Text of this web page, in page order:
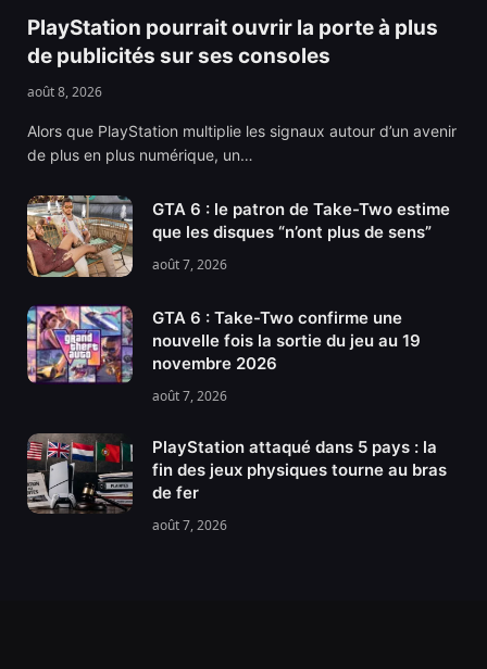
PlayStation pourrait ouvrir la porte à plus
de publicités sur ses consoles
août 8, 2026
Alors que PlayStation multiplie les signaux autour d’un avenir
de plus en plus numérique, un…
GTA 6 : le patron de Take-Two estime
que les disques “n’ont plus de sens”
août 7, 2026
GTA 6 : Take-Two confirme une
nouvelle fois la sortie du jeu au 19
novembre 2026
août 7, 2026
PlayStation attaqué dans 5 pays : la
fin des jeux physiques tourne au bras
de fer
août 7, 2026